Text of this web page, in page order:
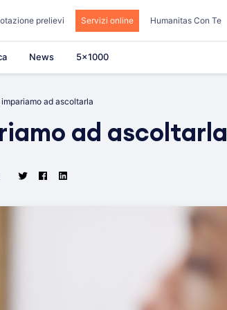
prelievi Servizi online Humanitas Con Te
News 5×1000
ad ascoltarla
ad ascoltarla